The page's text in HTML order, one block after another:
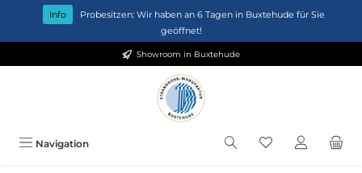
Zum Hauptinhalt springen
Info
Probesitzen: Wir haben an 6 Tagen in Buxtehude für Sie
geöffnet!
Showroom in Buxtehude
Navigation Du hast 0